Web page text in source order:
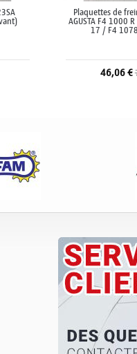
Plaquettes de
AGUSTA F4 1000 R
17 / F4
46,06 €